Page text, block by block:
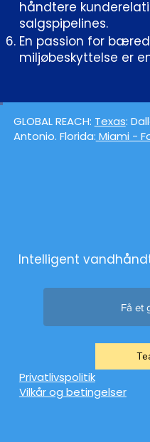
håndtere
salgspipelines.
En passion for
miljøbeskyttelse er
Få et
Privatlivspolitik
Vilkår og betingelser
Intelligent
GLOBAL REACH: Texas:
Antonio. Florida: Miami -